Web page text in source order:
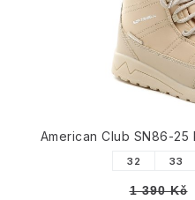
American Club SN86-
32 33
1 390 Kč